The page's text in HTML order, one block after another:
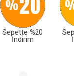
Sepette %20
İndirim